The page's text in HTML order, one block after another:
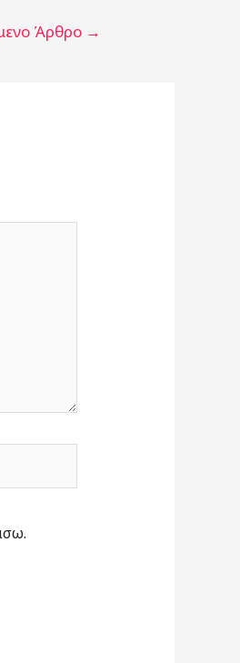
Άρθρο →